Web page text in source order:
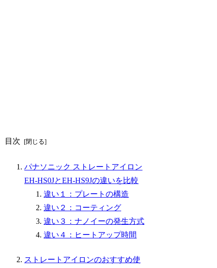
目次
パナソニック ストレートアイロン
EH-HS0JとEH-HS9Jの違いを比較
違い１：プレートの構造
違い２：コーティング
違い３：ナノイーの発生方式
違い４：ヒートアップ時間
ストレートアイロンのおすすめ使